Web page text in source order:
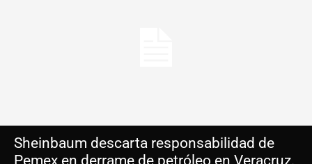
Sheinbaum descarta responsabilidad de
Pemex en derrame de petróleo en Veracruz.